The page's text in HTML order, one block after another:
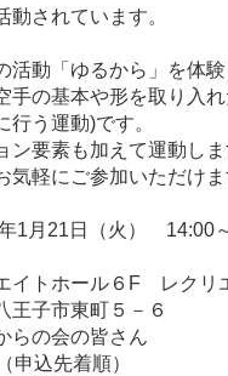
動されています。
活動「ゆるから」を体
手の基本や形を取り入
行う運動)です。
ン要素も加えて運動し
気軽にご参加いただけま
1月21日（火） 14:00
トホール６F レクリ
東町５－６
の会の皆さん
込先着順）